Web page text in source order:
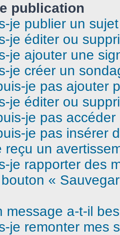
publication
je publier un
je éditer ou
je ajouter une
je créer un
je pas ajouter
je éditer ou
je pas
je pas insérer
reçu un
je rapporter des
«
message a-t-il
je remonter mes